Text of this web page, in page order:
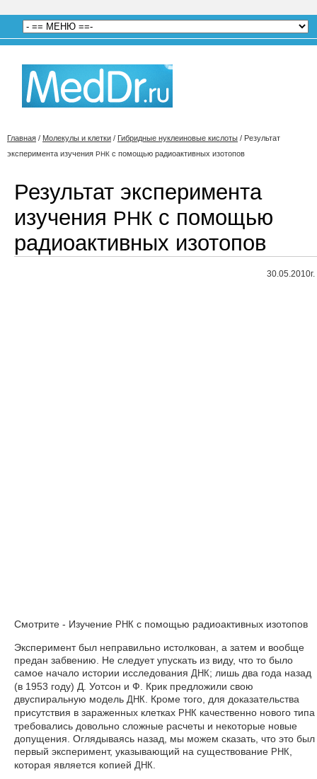
Главная / Молекулы и клетки / Гибридные нуклеиновые кислоты / Результат
эксперимента изучения РНК с помощью радиоактивных изотопов
Результат эксперимента
изучения РНК с помощью
радиоактивных изотопов
30.05.2010г.
Смотрите - Изучение РНК с помощью радиоактивных изотопов
Эксперимент был неправильно истолкован, а затем и вообще
предан забвению. Не следует упускать из виду, что то было
самое начало истории исследования ДНК; лишь два года назад
(в 1953 году) Д. Уотсон и Ф. Крик предложили свою
двуспиральную модель ДНК . Кроме того, для доказательства
присутствия в зараженных клетках РНК качественно нового типа
требовались довольно сложные расчеты и некоторые новые
допущения. Оглядываясь назад, мы можем сказать, что это был
первый эксперимент, указывающий на существование РНК
которая является копией ДНК